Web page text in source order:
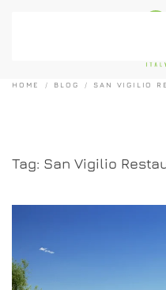
HOME BLOG SAN VIGILIO
Tag: San Vigilio